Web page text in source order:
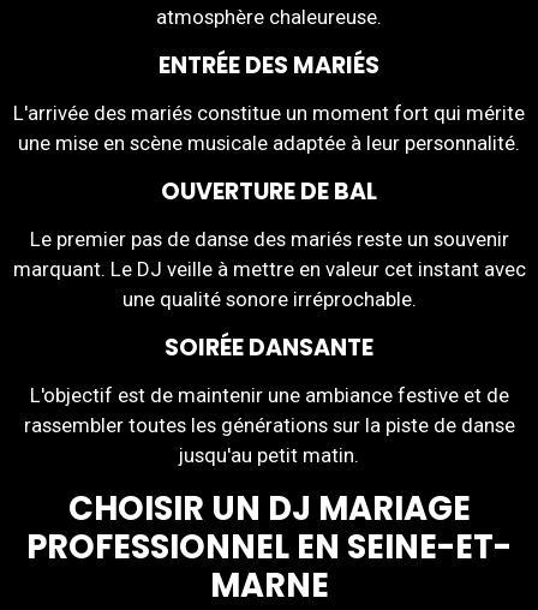
atmosphère chaleureuse.
ENTRÉE DES MARIÉS
L'arrivée des mariés constitue un moment fort qui mérite
une mise en scène musicale adaptée à leur personnalité.
OUVERTURE DE BAL
Le premier pas de danse des mariés reste un souvenir
marquant. Le DJ veille à mettre en valeur cet instant avec
une qualité sonore irréprochable.
SOIRÉE DANSANTE
L'objectif est de maintenir une ambiance festive et de
rassembler toutes les générations sur la piste de danse
jusqu'au petit matin.
CHOISIR UN DJ MARIAGE
PROFESSIONNEL EN SEINE-ET-
MARNE